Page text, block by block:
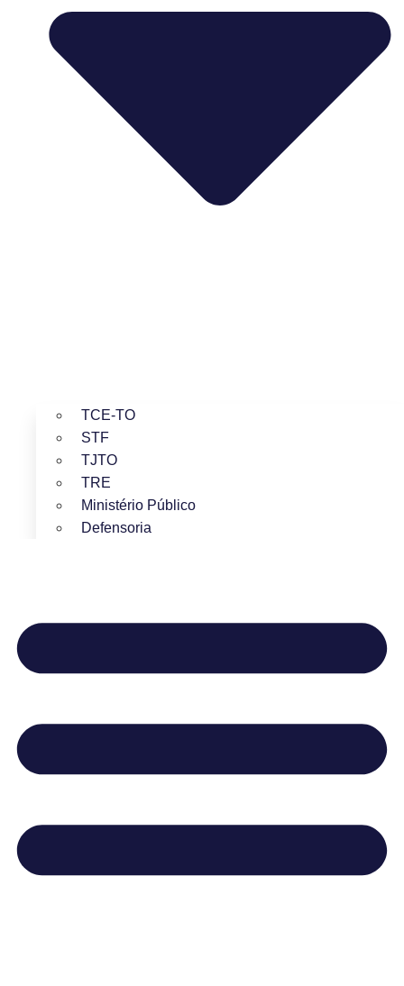
TCE-TO
STF
TJTO
TRE
Ministério Público
Defensoria